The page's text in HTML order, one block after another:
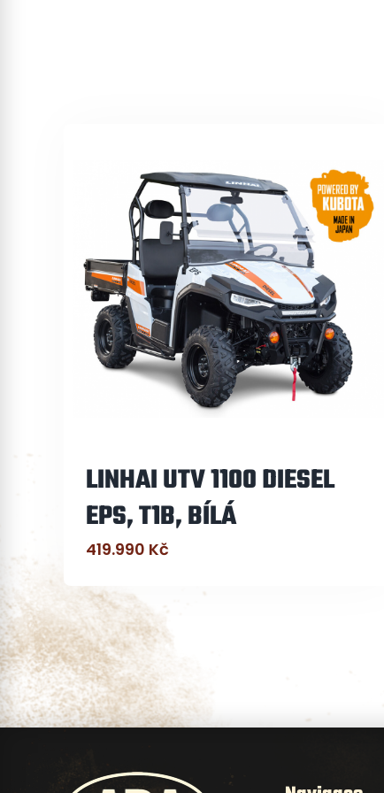
LINHAI UTV 1100 DIESEL
EPS, T1B, BÍLÁ
419.990 Kč